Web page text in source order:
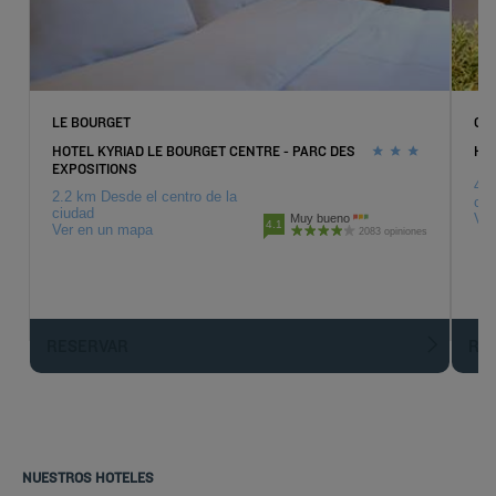
LE BOURGET
HOTEL KYRIAD LE BOURGET CENTRE - PARC DES
EXPOSITIONS
2.2 km Desde el centro de la
ciudad
Ver en un mapa
4.1 Muy bueno
2083 opiniones
NUESTROS HOTELES